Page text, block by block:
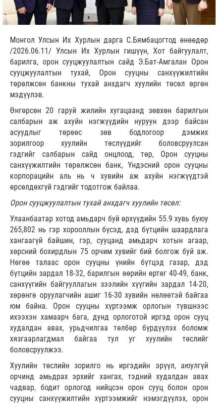
Монгол Улсын Их Хурлын дарга С.Бямбацогтод өнөөдөр
/2026.06.11/ Улсын Их Хурлын гишүүн, Хот байгуулалт,
барилга, орон сууцжуулалтын сайд Э.Бат-Амгалан Орон
сууцжуулалтын тухай, Орон сууцны санхүүжилтийн
төрөлжсөн банкны тухай анхдагч хуулийн төсөл өргөн
мэдүүлэв.
Өнгөрсөн 20 гаруй жилийн хугацаанд зөвхөн барилгын
салбарын аж ахуйн нэгжүүдийн нуруун дээр байсан
асуудлыг төрөөс зөв бодлогоор дэмжих
зорилгоор хуулийн төслүүдийг боловсруулсан
гэдгийг салбарын сайд онцлоод, төр, Орон сууцны
санхүүжилтийн төрөлжсөн банк, Үндэсний орон сууцны
корпорацийн аль нь ч хувийн аж ахуйн нэгжүүдтэй
өрсөлдөхгүй гэдгийг тодотгож байлаа.
Орон сууцжуулалтын тухай анхдагч хуулийн төсөл:
Улаанбаатар хотод амьдарч буй өрхүүдийн 55.9 хувь буюу
265,802 нь гэр хорооллын бүсэд, дэд бүтцийн шаардлага
хангаагүй байшин, гэр, сууцанд амьдарч хотын агаар,
хөрсний бохирдлын 75 орчим хувийг бий болгож буй аж.
Нөгөө талаас орон сууцны үнийн бүтцэд газар, дэд
бүтцийн зардал 18-32, барилгын өөрийн өртөг 40-49, банк,
санхүүгийн байгууллагын зээлийн хүүгийн зардал 14-20,
хөрөнгө оруулагчийн ашиг 16-30 хувийн нөлөөтэй байгаа
юм байна. Орон сууцны хүртээмж орлогын түвшнээс
ихээхэн хамаарч бага, дунд орлоготой иргэд орон сууц
худалдан авах, урьдчилгаа төлбөр бүрдүүлэх боломж
хязгаарлагдмал байгаа тул уг хуулийн төслийг
боловсруулжээ.
Хуулийн төслийн зорилго нь иргэдийн эрүүл, аюулгүй
орчинд амьдрах эрхийг хангах, тэдний худалдан авах
чадвар, бодит орлогод нийцсэн орон сууц болон орон
сууцны санхүүжилтийн хүртээмжийг нэмэгдүүлэх, орон